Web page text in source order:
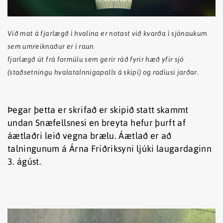
Við mat á fjarlægð í hvalina er notast við kvarða í sjónaukum
sem umreiknaður er í raun
fjarlægð út frá formúlu sem gerir ráð fyrir hæð yfir sjó
(staðsetningu hvalatalnnigapalls á skipi) og radíusi jarðar.
Þegar þetta er skrifað er skipið statt skammt
undan Snæfellsnesi en breyta hefur þurft af
áætlaðri leið vegna brælu. Áætlað er að
talningunum á Árna Friðriksyni ljúki laugardaginn
3. ágúst.